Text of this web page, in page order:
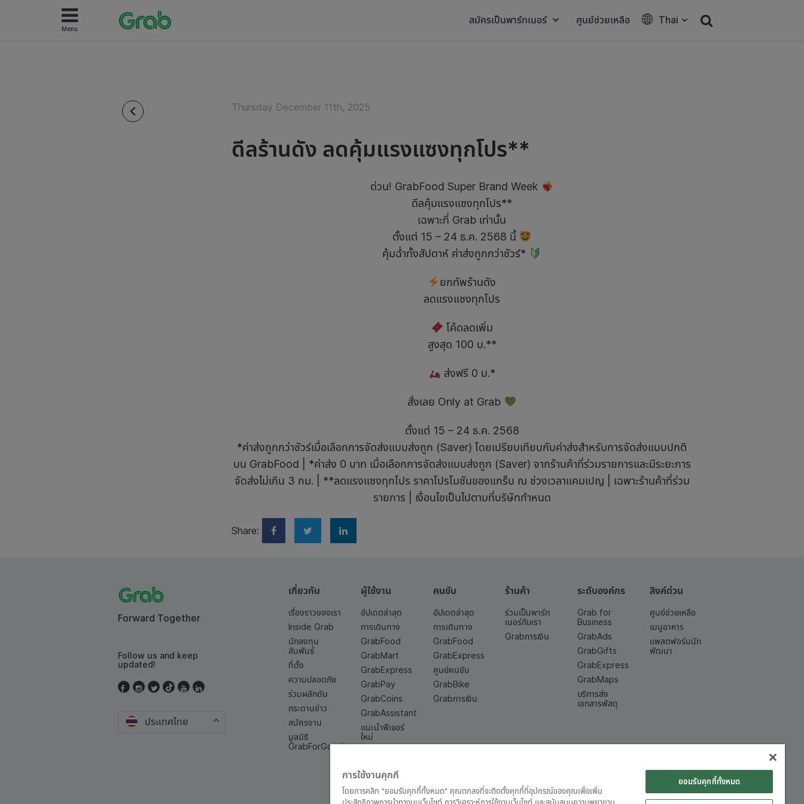
Menu
สมัครเป็นพาร์ทเนอร์ ศูนย์ช่วยเหลือ Thai
Thursday December 11th, 2025
ดีลร้านดัง ลดคุ้มแรงแซงทุกโปร**
ด่วน! GrabFood Super Brand Week
ดีลคุ้มแรงแซงทุกโปร**
เฉพาะที่ Grab เท่านั้น
ตั้งแต่ 15 – 24 ธ.ค. 2568 นี้
คุ้มฉ่ำทั้งสัปดาห์ ค่าส่งถูกกว่าชัวร์*
ยกทัพร้านดัง
ลดแรงแซงทุกโปร
โค้ดลดเพิ่ม
สูงสุด 100 บ.**
ส่งฟรี 0 บ.*
สั่งเลย Only at Grab
ตั้งแต่ 15 – 24 ธ.ค. 2568
*ค่าส่งถูกกว่าชัวร์เมื่อเลือกการจัดส่งแบบส่งถูก (Saver) โดยเปรียบเทียบกับค่าส่งสำหรับการจัดส่งแบบปกติ
บน GrabFood | *ค่าส่ง 0 บาท เมื่อเลือกการจัดส่งแบบส่งถูก (Saver) จากร้านค้าที่ร่วมรายการและมีระยะการ
จัดส่งไม่เกิน 3 กม. | **ลดแรงแซงทุกโปร ราคาโปรโมชันของแกร็บ ณ ช่วงเวลาแคมเปญ | เฉพาะร้านค้าที่ร่วม
รายการ | เงื่อนไขเป็นไปตามที่บริษัทกำหนด
Share:
Forward Together
Follow us and keep
updated!
ประเทศไทย
เกี่ยวกับ
เรื่องราวของเรา
Inside Grab
นักลงทุน
สัมพันธ์
ที่ตั้ง
ความปลอดภัย
ร่วมผลักดัน
กระดานข่าว
สมัครงาน
มูลนิธิ
GrabForGood
ผู้ใช้งาน
อัปเดตล่าสุด
การเดินทาง
GrabFood
GrabMart
GrabExpress
GrabPay
GrabCoins
GrabAssistant
แนะนำฟีเจอร์
ใหม่
คนขับ
อัปเดตล่าสุด
การเดินทาง
GrabFood
GrabExpress
ศูนย์คนขับ
GrabBike
Grabการเงิน
ร้านค้า
ร่วมเป็นพาร์ท
เนอร์กับเรา
Grabการเงิน
ระดับองค์กร
Grab for
Business
GrabAds
GrabGifts
GrabExpress
GrabMaps
บริการส่ง
เอกสารพัสดุ
ลิงค์ด่วน
ศูนย์ช่วยเหลือ
เมนูอาหาร
แพลตฟอร์มนัก
พัฒนา
การใช้งานคุกกี้
โดยการคลิก "ยอมรับคุกกี้ทั้งหมด" คุณตกลงที่จะติดตั้งคุกกี้ที่อุปกรณ์ของคุณเพื่อเพิ่ม
ยอมรับคุกกี้ทั้งหมด